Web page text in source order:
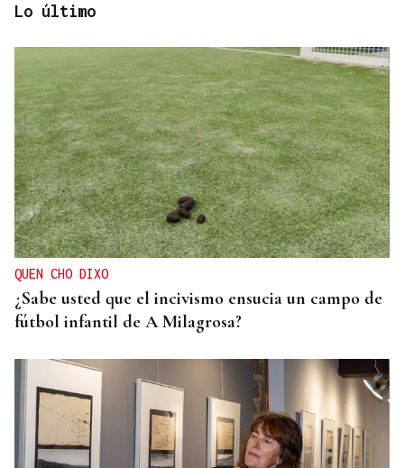
ENTREVISTA
Jorge Vázquez: "Nuestro objetivo a 2028 es crecer
creando valor para el accionista y para el equipo
que lo hace posible"
Lo último
QUEN CHO DIXO
¿Sabe usted que el incivismo ensucia un campo de
fútbol infantil de A Milagrosa?